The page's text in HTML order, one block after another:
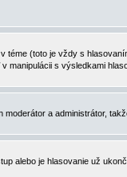
(toto je vždy s
manipulácii s výsledkami
a administrátor,
alebo je hlasovanie už